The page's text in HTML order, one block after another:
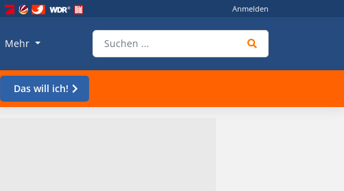
Anmelden
Mehr
Das will ich!